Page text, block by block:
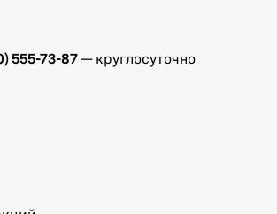
555-73-87 — круглосуточно